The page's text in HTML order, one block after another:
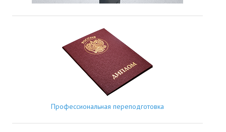
Профессиональная переподготовка